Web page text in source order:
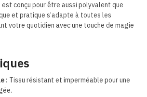
est conçu pour être aussi polyvalent que
et pratique s’adapte à toutes les
votre quotidien avec une touche de magie
: Tissu résistant et imperméable pour une